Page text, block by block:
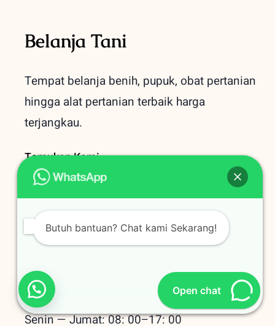
Belanja Tani
Tempat belanja benih, pupuk, obat pertanian
hingga alat pertanian terbaikharga
terjangkau.
Temukan Kami
Jl. Kademangan 34A KediriJawa Timur
Email
Jam Buka
Senin — Jumat: 08: 00–17: 00
Butuh bantuan? Chat kami Sekarang!
Open chat